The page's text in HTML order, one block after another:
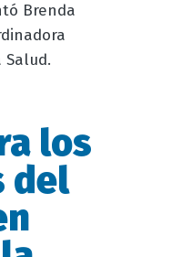
Brenda
Salud.
los
del